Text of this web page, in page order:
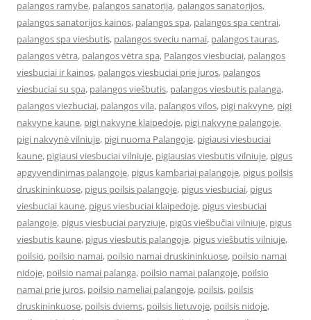
palangos ramybe, palangos sanatorija, palangos sanatorijos,
palangos sanatorijos kainos, palangos spa, palangos spa centrai,
palangos spa viesbutis, palangos sveciu namai, palangos tauras,
palangos vėtra, palangos vėtra spa, Palangos viesbuciai, palangos
viesbuciai ir kainos, palangos viesbuciai prie juros, palangos
viesbuciai su spa, palangos viešbutis, palangos viesbutis palanga,
palangos viezbuciai, palangos vila, palangos vilos, pigi nakvyne, pigi
nakvyne kaune, pigi nakvyne klaipedoje, pigi nakvyne palangoje,
pigi nakvynė vilniuje, pigi nuoma Palangoje, pigiausi viesbuciai
kaune, pigiausi viesbuciai vilniuje, pigiausias viesbutis vilniuje, pigus
apgyvendinimas palangoje, pigus kambariai palangoje, pigus poilsis
druskininkuose, pigus poilsis palangoje, pigus viesbuciai, pigus
viesbuciai kaune, pigus viesbuciai klaipedoje, pigus viesbuciai
palangoje, pigus viesbuciai paryziuje, pigūs viešbučiai vilniuje, pigus
viesbutis kaune, pigus viesbutis palangoje, pigus viešbutis vilniuje,
poilsio, poilsio namai, poilsio namai druskininkuose, poilsio namai
nidoje, poilsio namai palanga, poilsio namai palangoje, poilsio
namai prie juros, poilsio nameliai palangoje, poilsis, poilsis
druskininkuose, poilsis dviems, poilsis lietuvoje, poilsis nidoje,